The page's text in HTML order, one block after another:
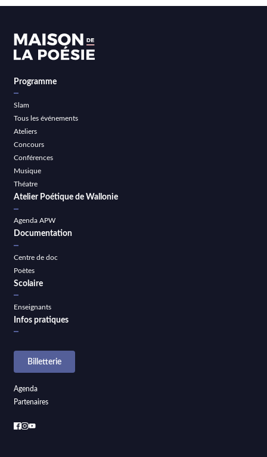
Programme
Slam
Tous les événements
Ateliers
Concours
Conférences
Musique
Théatre
Atelier Poétique de Wallonie
Agenda APW
Documentation
Centre de doc
Poètes
Scolaire
Enseignants
Infos pratiques
Billetterie
Agenda
Partenaires